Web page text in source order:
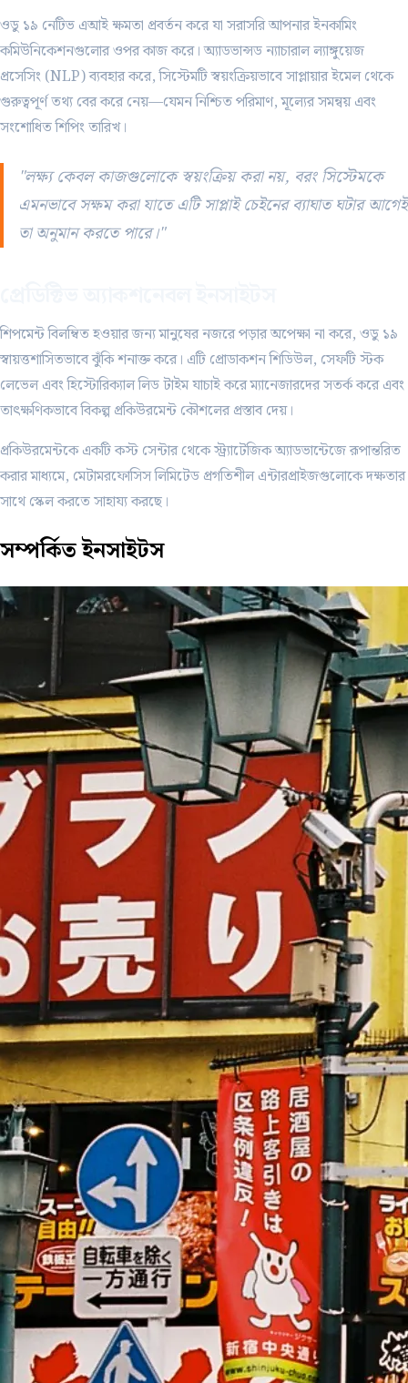
ওডু ১৯ নেটিভ এআই ক্ষমতা প্রবর্তন করে যা সরাসরি আপনার ইনকামিং
কমিউনিকেশনগুলোর ওপর কাজ করে। অ্যাডভান্সড ন্যাচারাল ল্যাঙ্গুয়েজ
প্রসেসিং (NLP) ব্যবহার করে, সিস্টেমটি স্বয়ংক্রিয়ভাবে সাপ্লায়ার ইমেল থেকে
গুরুত্বপূর্ণ তথ্য বের করে নেয়—যেমন নিশ্চিত পরিমাণ, মূল্যের সমন্বয় এবং
সংশোধিত শিপিং তারিখ।
"লক্ষ্য কেবল কাজগুলোকে স্বয়ংক্রিয় করা নয়, বরং সিস্টেমকে
এমনভাবে সক্ষম করা যাতে এটি সাপ্লাই চেইনের ব্যাঘাত ঘটার আগেই
তা অনুমান করতে পারে।"
শিপমেন্ট বিলম্বিত হওয়ার জন্য মানুষের নজরে পড়ার অপেক্ষা না করে, ওডু ১৯
স্বায়ত্তশাসিতভাবে ঝুঁকি শনাক্ত করে। এটি প্রোডাকশন শিডিউল, সেফটি স্টক
লেভেল এবং হিস্টোরিক্যাল লিড টাইম যাচাই করে ম্যানেজারদের সতর্ক করে এবং
তাৎক্ষণিকভাবে বিকল্প প্রকিউরমেন্ট কৌশলের প্রস্তাব দেয়।
প্রকিউরমেন্টকে একটি কস্ট সেন্টার থেকে স্ট্র্যাটেজিক অ্যাডভান্টেজে রূপান্তরিত
করার মাধ্যমে, মেটামরফোসিস লিমিটেড প্রগতিশীল এন্টারপ্রাইজগুলোকে দক্ষতার
সাথে স্কেল করতে সাহায্য করছে।
সম্পর্কিতইনসাইটস